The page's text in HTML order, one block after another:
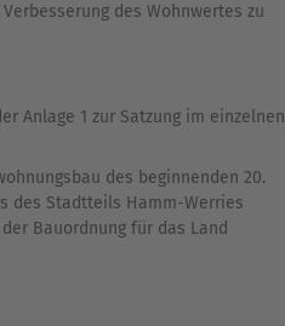
des Wohnwertes zu
Anlage 1 zur Satzung im einzelnen
des beginnenden 20.
des Stadtteils Hamm-Werries
Bauordnung für das Land